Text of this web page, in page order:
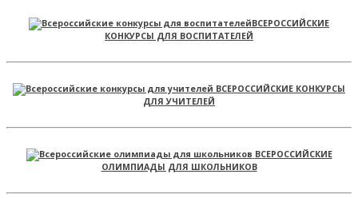
ВСЕРОССИЙСКИЕ
КОНКУРСЫ ДЛЯ ВОСПИТАТЕЛЕЙ
ВСЕРОССИЙСКИЕ КОНКУРСЫ
ДЛЯ УЧИТЕЛЕЙ
ВСЕРОССИЙСКИЕ
ОЛИМПИАДЫ ДЛЯ ШКОЛЬНИКОВ